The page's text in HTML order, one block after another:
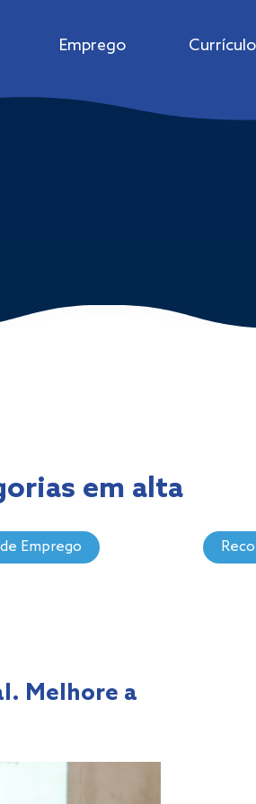
Emprego Currículo
em alta
Emprego
Melhore a